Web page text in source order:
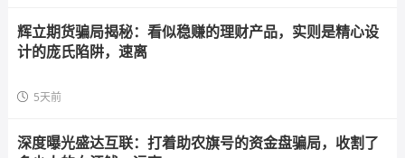
辉立期货骗局揭秘：看似稳赚的理财产品，实则是精心设
计的庞氏陷阱，速离
5天前
深度曝光盛达互联：打着助农旗号的资金盘骗局，收割了